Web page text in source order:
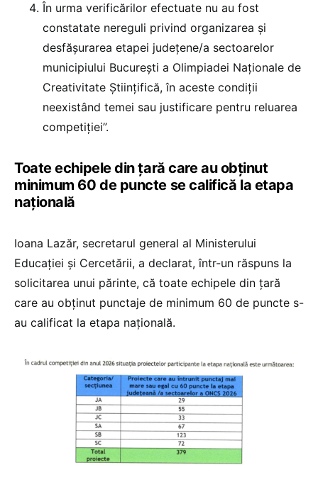
În urma verificărilor efectuate nu au fost
constatate nereguli privind organizarea și
desfășurarea etapei județene/a sectoarelor
municipiului București a Olimpiadei Naționale de
Creativitate Științifică, în aceste condiții
neexistând temei sau justificare pentru reluarea
competiției”.
Toate echipele din țară care au obținut
minimum 60 de puncte se califică la etapa
națională
Ioana Lazăr, secretarul general al Ministerului
Educației și Cercetării, a declarat, într-un răspuns la
solicitarea unui părinte, că toate echipele din țară
care au obținut punctaje de minimum 60 de puncte s-
au calificat la etapa națională.